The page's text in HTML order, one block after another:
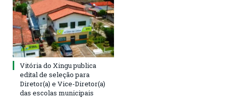
Vitória do Xingu publica
edital de seleção para
Diretor(a) e Vice-Diretor(a)
das escolas municipais